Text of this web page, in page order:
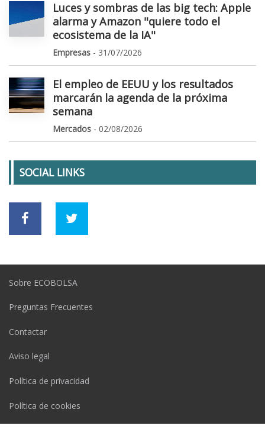
Luces y sombras de las big tech: Apple
alarma y Amazon "quiere todo el
ecosistema de la IA"
Empresas - 31/07/2026
El empleo de EEUU y los resultados
marcarán la agenda de la próxima
semana
Mercados - 02/08/2026
SOCIAL LINKS
Sobre ECOBOLSA
Preguntas Frecuentes
Contactar
Aviso legal
Política de privacidad
Política de cookies